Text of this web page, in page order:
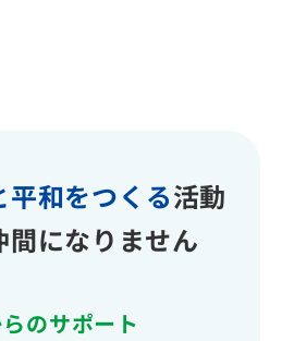
和をつくる活動
間になりません
のサポート